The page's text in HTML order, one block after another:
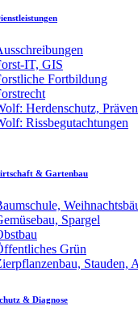
IT, GIS
Fortbildung
Herdenschutz,
Rissbegutachtungen
& Gartenbau
Spargel
Grün
Stauden,
& Diagnose